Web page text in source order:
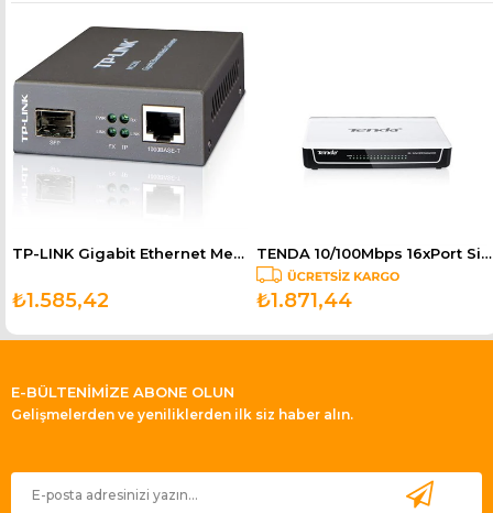
TP-LINK Gigabit Ethernet Medya Dönüştürücü MC220L
₺1.585,42
TENDA 10/100Mbps 16xPort Siyah-Beyaz Masaüstü Switch S16
₺1.871,44
E-BÜLTENİMİZE ABONE OLUN
Gelişmelerden ve yeniliklerden ilk siz haber alın.